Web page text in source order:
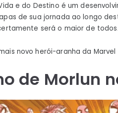
e do Destino é um
de sua jornada ao longo
será o maior de
mais novo herói-aranha da
de Morlun